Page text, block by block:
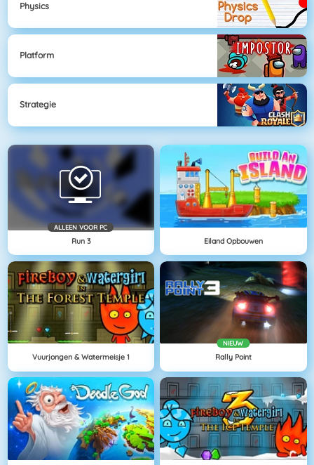
Physics
Platform
Strategie
ALLEEN VOOR PC
Run 3 Eiland Opbouwen
Vuurjongen & Watermeisje 1
NIEUW
Rally Point